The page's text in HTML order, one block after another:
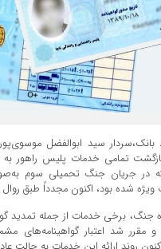
بانک،سردار سید ابوالفضل
تمامی خدمات پلیس راهور
در جریان جنگ تحمیلی سوم
شده بود، اکنون مجدداً طبق
جنگ، برخی خدمات از جمله تمدید
مقرر شد اعتبار گواهینامه‌های